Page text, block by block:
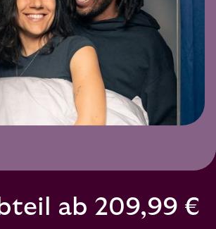
ab 209,99 €